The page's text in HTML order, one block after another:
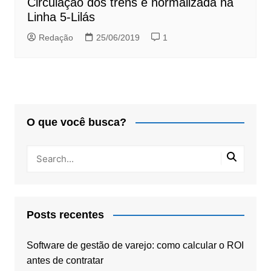
Linha 5-Lilás
Redação 25/06/2019 1
O que você busca?
Posts recentes
Software de gestão de varejo: como calcular o ROI
antes de contratar